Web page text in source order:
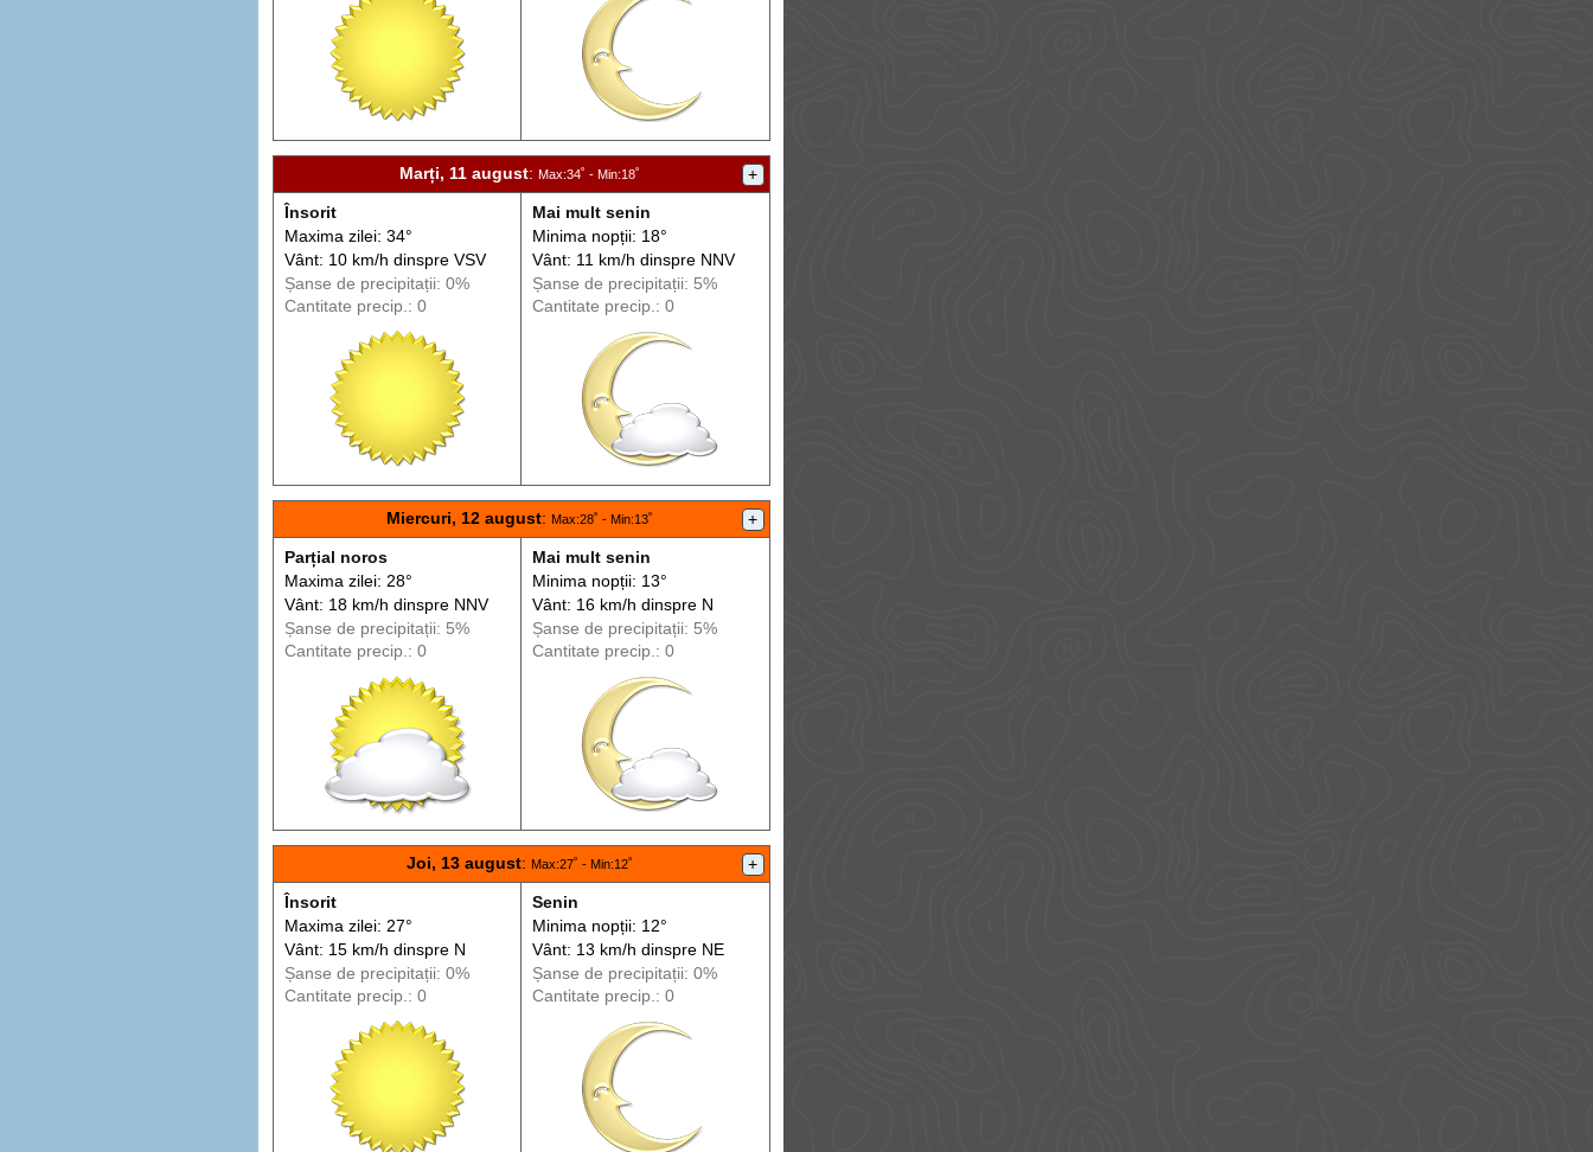
Marți, 11 august: Max:34˚ - Min:18˚ +
Însorit
Maxima zilei: 34°
Vânt: 10 km/h dinspreVSV
Șanse de precipitații: 0%
Cantitate precip.: 0
Mai mult senin
Minima nopții: 18°
Vânt: 11 km/h dinspreNNV
Șanse de precipitații: 5%
Cantitate precip.: 0
Miercuri, 12 august: Max:28˚ - Min:13˚ +
Parțial noros
Maxima zilei: 28°
Vânt: 18 km/h dinspreNNV
Șanse de precipitații: 5%
Cantitate precip.: 0
Mai mult senin
Minima nopții: 13°
Vânt: 16 km/h dinspreN
Șanse de precipitații: 5%
Cantitate precip.: 0
Joi, 13 august: Max:27˚ - Min:12˚ +
Însorit
Maxima zilei: 27°
Vânt: 15 km/h dinspreN
Șanse de precipitații: 0%
Cantitate precip.: 0
Senin
Minima nopții: 12°
Vânt: 13 km/h dinspreNE
Șanse de precipitații: 0%
Cantitate precip.: 0